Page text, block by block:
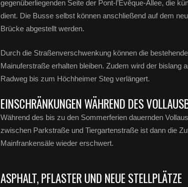
gegenüberliegenden Seite der Pont-l’Évêque-Allee, die
dient. Die Busse selbst können anschließend auf dem
Brücke abgestellt werden.
Durch die Straßenverschwenkung können die
Mainuferstraße erhalten bleiben. Zudem wird der bislang
Radweg bis zum Höchheimer Steg verlängert.
EINSCHRÄNKUNGEN WÄHREND DES
Während des bis zu den Sommerferien dauernden
zwischen Parkstraße und Tiergartenstraße ist dann die
Mainfrankensäle wieder erschwert.
ASPHALT, PFLASTER UND NEUE STELLPLÄTZE